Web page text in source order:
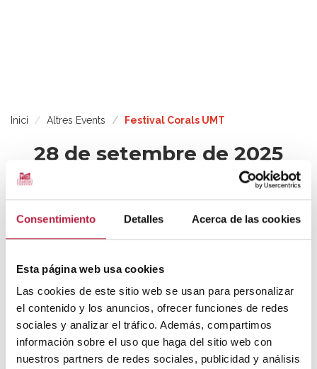
Consentimiento Detalles Acerca de las cookies
Esta página web usa cookies
Las cookies de este sitio web se usan para personalizar
el contenido y los anuncios, ofrecer funciones de redes
sociales y analizar el tráfico. Además, compartimos
información sobre el uso que haga del sitio web con
nuestros partners de redes sociales, publicidad y análisis
Inici Altres Events Festival Corals UMT
28 de setembre de 2025
FESTIVAL CORALS UMT
Entrada gratuïta. Entrega d'invitacions en l'horari habitual de
taquilla a partir del dijous 25 de setembre.